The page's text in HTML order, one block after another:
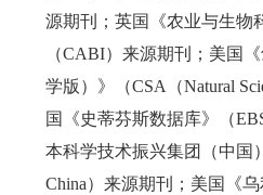
源期刊；英国《农业与生物
（CABI）来源期刊；美国
学版）》（CSA（Natural
国《史蒂芬斯数据库》（
本科学技术振兴集团（中国
China）来源期刊；美国《